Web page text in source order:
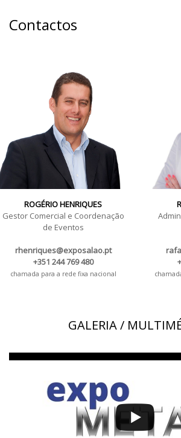
Contactos
ROGÉRIO HENRIQUES
Gestor Comercial e Coordenação
de Eventos
rhenriques@exposalao.pt
+351 244 769 480
chamada para a rede fixa nacional
GALERIA /